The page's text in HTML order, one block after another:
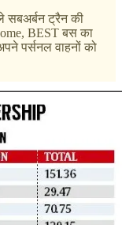
सबअर्बन ट्रैन की
BEST बस का
पर्सनल वाहनों को